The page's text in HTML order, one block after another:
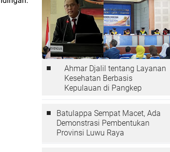
Ahmar Djalil tentang Layanan
Kesehatan Berbasis
Kepulauan di Pangkep
Batulappa Sempat Macet, Ada
Demonstrasi Pembentukan
Provinsi Luwu Raya